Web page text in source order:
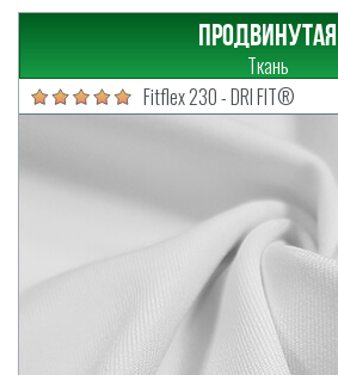
Продвинутая
Ткань
Fitflex 230 - DRI FIT®